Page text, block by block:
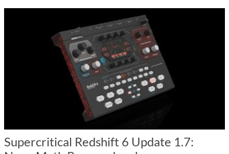
Supercritical Redshift 6 Update 1.7: